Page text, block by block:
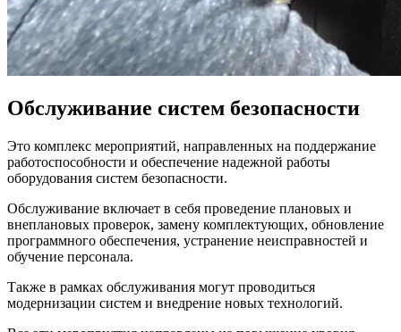
Обслуживание систем безопасности
Это комплекс мероприятий, направленных на поддержание
работоспособности и обеспечение надежной работы
оборудования систем безопасности.
Обслуживание включает в себя проведение плановых и
внеплановых проверок, замену комплектующих, обновление
программного обеспечения, устранение неисправностей и
обучение персонала.
Также в рамках обслуживания могут проводиться
модернизации систем и внедрение новых технологий.